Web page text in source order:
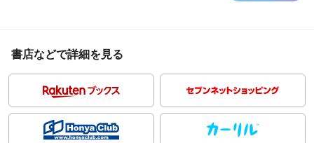
書店などで詳細を見る